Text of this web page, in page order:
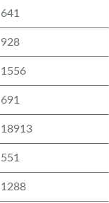
641
928
1556
691
18913
551
1288